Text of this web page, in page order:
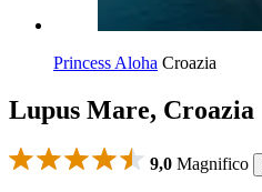
Princess Aloha Croazia
Lupus Mare, Croazia
9,0 Magnifico